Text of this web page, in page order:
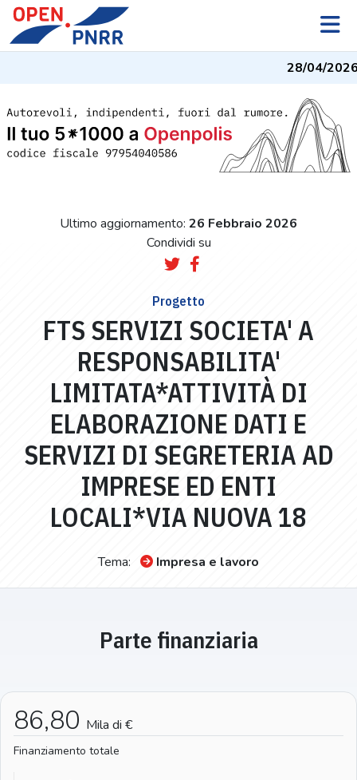
28/04/2026
Ultimo aggiornamento: 26 Febbraio 2026
Condividi su
Progetto
FTS SERVIZI SOCIETA' A
RESPONSABILITA'
LIMITATA*ATTIVITÀ DI
ELABORAZIONE DATI E
SERVIZI DI SEGRETERIA AD
IMPRESE ED ENTI
LOCALI*VIA NUOVA 18
Tema: Impresa e lavoro
Parte finanziaria
86,80 Mila di €
Finanziamento totale